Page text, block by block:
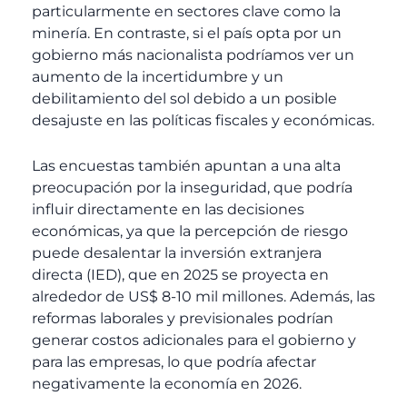
particularmente en sectores clave como la
minería. En contraste, si el país opta por un
gobierno más nacionalista podríamos ver un
aumento de la incertidumbre y un
debilitamiento del sol debido a un posible
desajuste en las políticas fiscales y económicas.
Las encuestas también apuntan a una alta
preocupación por la inseguridad, que podría
influir directamente en las decisiones
económicas, ya que la percepción de riesgo
puede desalentar la inversión extranjera
directa (IED), que en 2025 se proyecta en
alrededor de US$ 8-10 mil millones. Además, las
reformas laborales y previsionales podrían
generar costos adicionales para el gobierno y
para las empresas, lo que podría afectar
negativamente la economía en 2026.